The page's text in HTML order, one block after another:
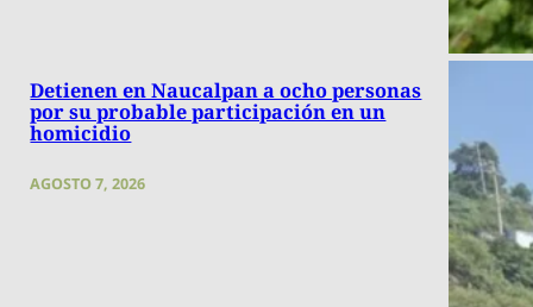
Detienen en Naucalpan a ocho personas
por su probable participación en un
homicidio
AGOSTO 7, 2026